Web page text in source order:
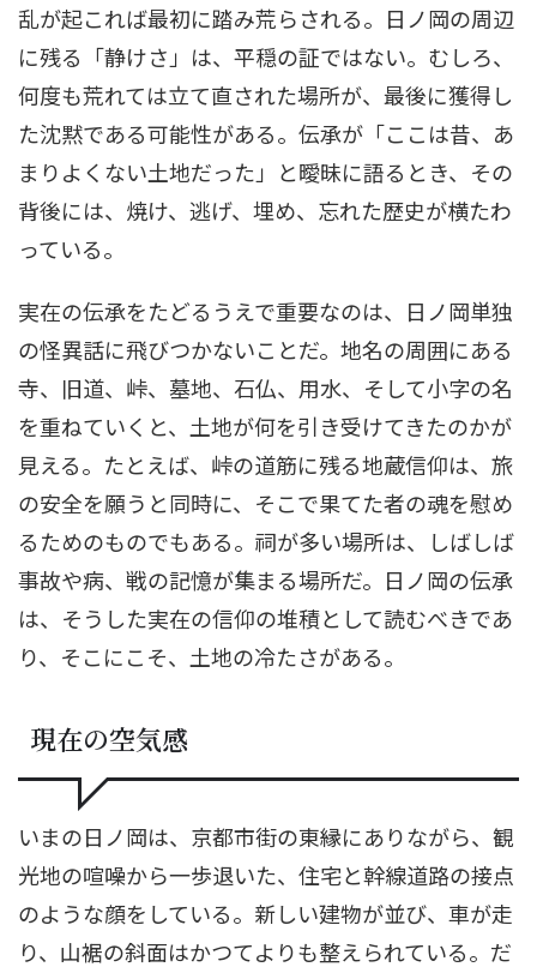
乱が起これば最初に踏み荒らされる。日ノ岡の周辺
に残る「静けさ」は、平穏の証ではない。むしろ、
何度も荒れては立て直された場所が、最後に獲得し
た沈黙である可能性がある。伝承が「ここは昔、あ
まりよくない土地だった」と曖昧に語るとき、その
背後には、焼け、逃げ、埋め、忘れた歴史が横たわ
っている。
実在の伝承をたどるうえで重要なのは、日ノ岡単独
の怪異話に飛びつかないことだ。地名の周囲にある
寺、旧道、峠、墓地、石仏、用水、そして小字の名
を重ねていくと、土地が何を引き受けてきたのかが
見える。たとえば、峠の道筋に残る地蔵信仰は、旅
の安全を願うと同時に、そこで果てた者の魂を慰め
るためのものでもある。祠が多い場所は、しばしば
事故や病、戦の記憶が集まる場所だ。日ノ岡の伝承
は、そうした実在の信仰の堆積として読むべきであ
り、そこにこそ、土地の冷たさがある。
現在の空気感
いまの日ノ岡は、京都市街の東縁にありながら、観
光地の喧噪から一歩退いた、住宅と幹線道路の接点
のような顔をしている。新しい建物が並び、車が走
り、山裾の斜面はかつてよりも整えられている。だ